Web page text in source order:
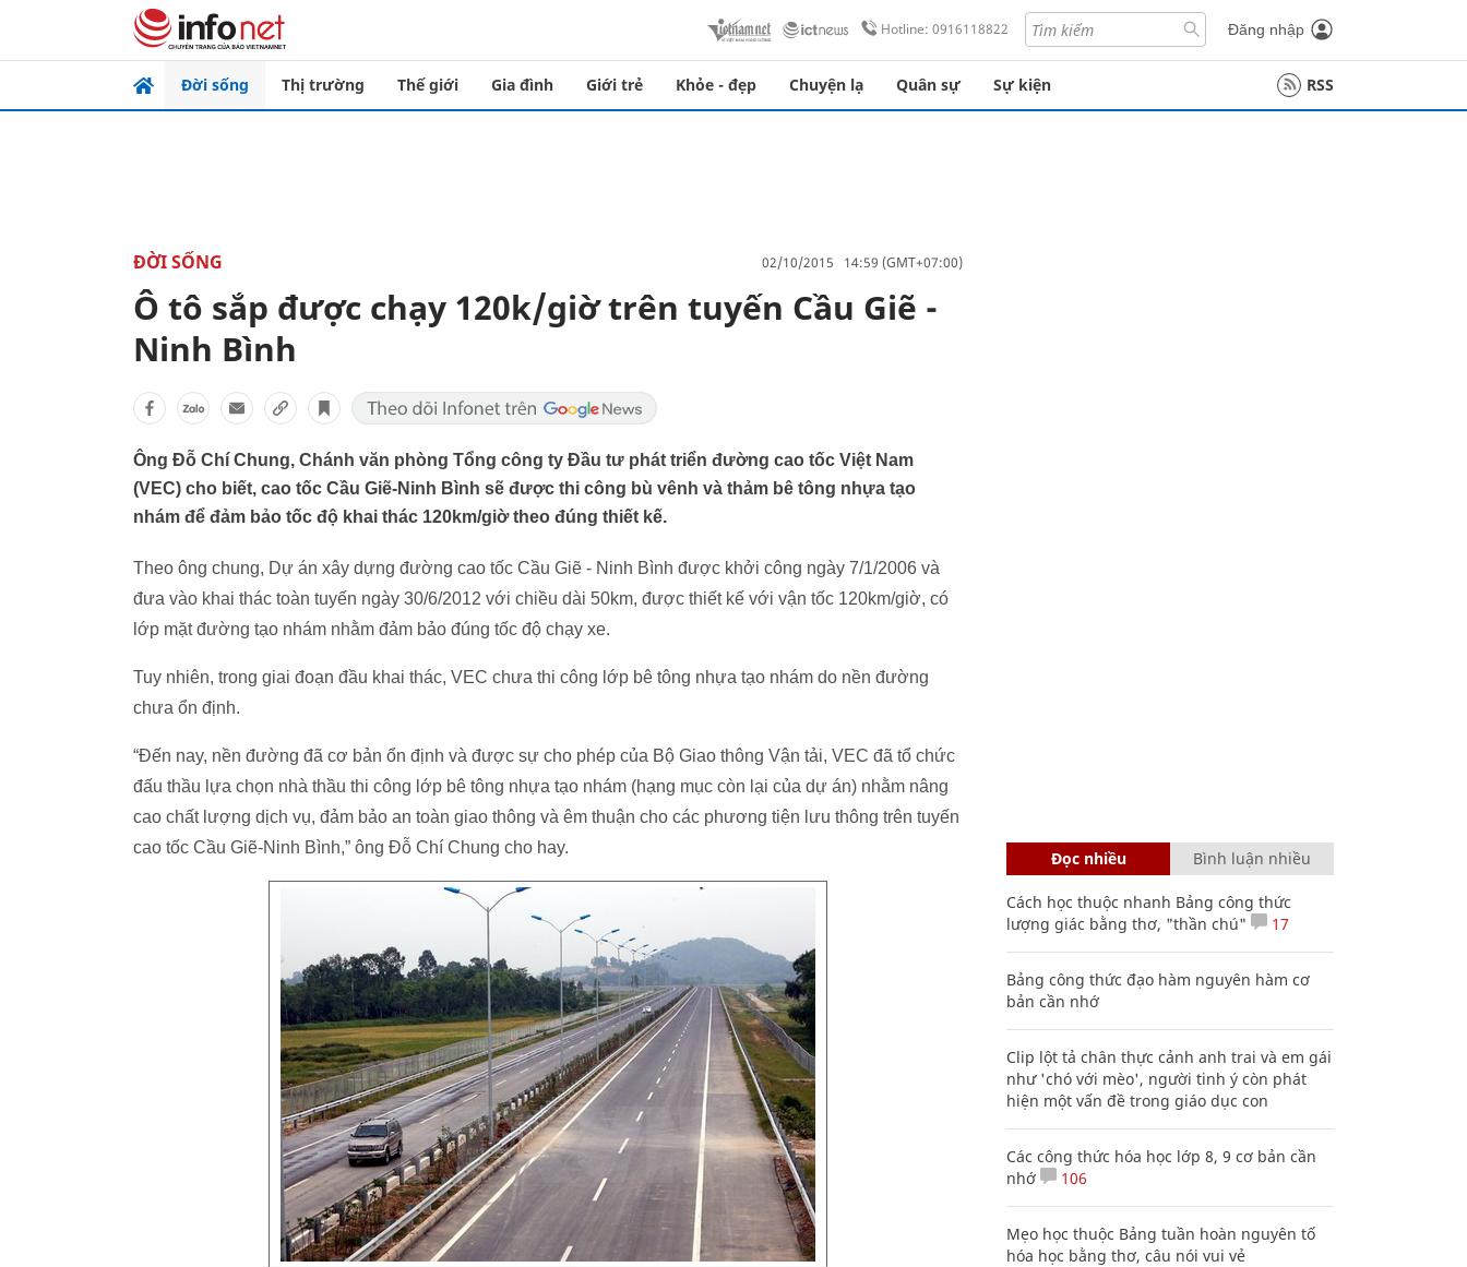
Hotline: 0916118822 Đăng nhập
Đời sống Thị trường Thế giới Gia đình Giới trẻ Khỏe - đẹp Chuyện lạ Quân sự Sự kiện RSS
ĐỜI SỐNG 02/10/2015 14:59 (GMT+07:00)
Ô tô sắp được chạy 120k/giờ trên tuyến Cầu Giẽ -
Ninh Bình
Ông Đỗ Chí Chung, Chánh văn phòng Tổng công ty Đầu tư phát triển đường cao tốc Việt Nam
(VEC) cho biết, cao tốc Cầu Giẽ-Ninh Bình sẽ được thi công bù vênh và thảm bê tông nhựa tạo
nhám để đảm bảo tốc độ khai thác 120km/giờ theo đúng thiết kế.
Theo ông chung, Dự án xây dựng đường cao tốc Cầu Giẽ - Ninh Bình được khởi công ngày 7/1/2006 và
đưa vào khai thác toàn tuyến ngày 30/6/2012 với chiều dài 50km, được thiết kế với vận tốc 120km/giờ, có
lớp mặt đường tạo nhám nhằm đảm bảo đúng tốc độ chạy xe.
Tuy nhiên, trong giai đoạn đầu khai thác, VEC chưa thi công lớp bê tông nhựa tạo nhám do nền đường
chưa ổn định.
“Đến nay, nền đường đã cơ bản ổn định và được sự cho phép của Bộ Giao thông Vận tải, VEC đã tổ chức
đấu thầu lựa chọn nhà thầu thi công lớp bê tông nhựa tạo nhám (hạng mục còn lại của dự án) nhằm nâng
cao chất lượng dịch vụ, đảm bảo an toàn giao thông và êm thuận cho các phương tiện lưu thông trên tuyến
cao tốc Cầu Giẽ-Ninh Bình,” ông Đỗ Chí Chung cho hay.
Đọc nhiều Bình luận nhiều
Cách học thuộc nhanh Bảng công thức
lượng giác bằng thơ, "thần chú"
17
Bảng công thức đạo hàm nguyên hàm cơ
bản cần nhớ
Clip lột tả chân thực cảnh anh trai và em gái
như 'chó với mèo', người tinh ý còn phát
hiện một vấn đề trong giáo dục con
Các công thức hóa học lớp 8, 9 cơ bản cần
nhớ
106
Mẹo học thuộc Bảng tuần hoàn nguyên tố
hóa học bằng thơ, câu nói vui vẻ